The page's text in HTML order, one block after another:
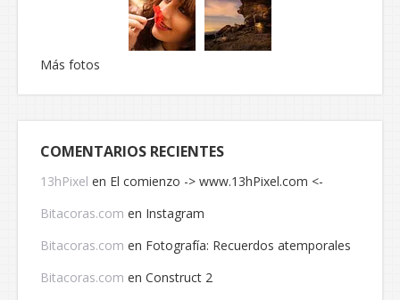
Más fotos
COMENTARIOS RECIENTES
13hPixel en El comienzo -> www.13hPixel.com <-
Bitacoras.com en Instagram
Bitacoras.com en Fotografía: Recuerdos atemporales
Bitacoras.com en Construct 2